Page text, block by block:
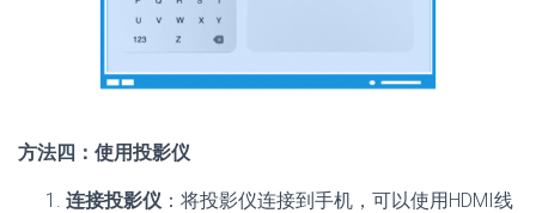
方法四：使用投影仪
连接投影仪 ：将投影仪连接到手机，可以使用HDMI线